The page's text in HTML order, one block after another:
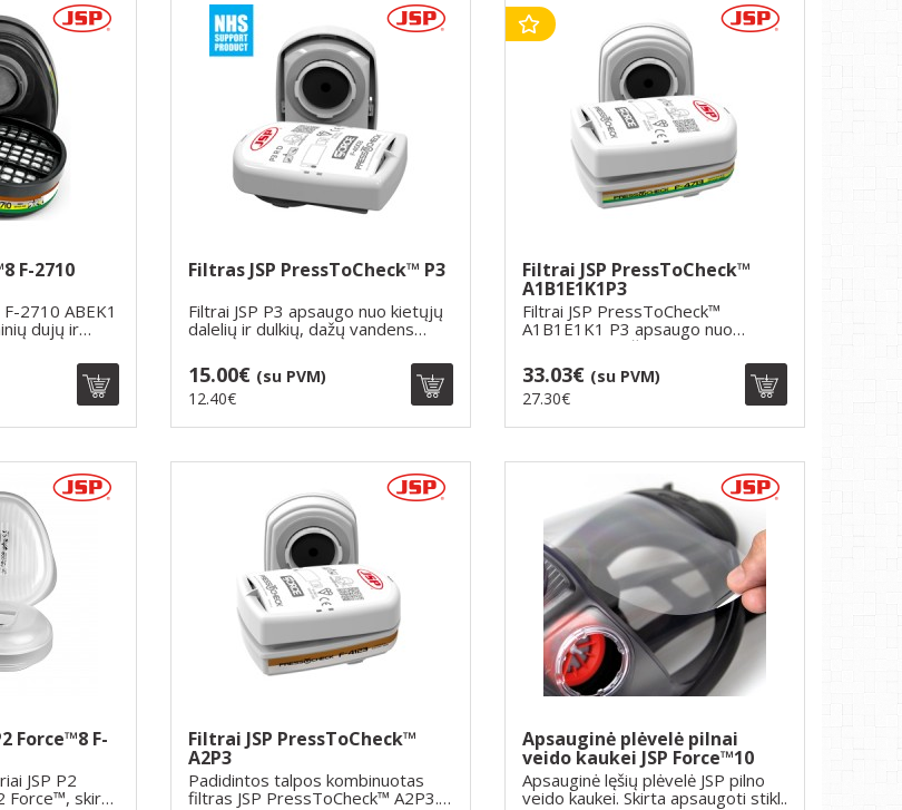
F-2710
2710 ABEK1
dujų ir
Filtras JSP PressToCheck™ P3
Filtrai JSP P3 apsaugo nuo kietųjų
dalelių ir dulkių, dažų vandens
15.00€ (su PVM)
12.40€
Filtrai JSP PressToCheck™
A1B1E1K1P3
Filtrai JSP PressToCheck™
A1B1E1K1 P3 apsaugo nuo
organinių medžiagų, ..
33.03€ (su PVM)
27.30€
Force™8 F-
JSP P2
Force™, skirti
Filtrai JSP PressToCheck™
A2P3
Padidintos talpos kombinuotas
filtras JSP PressToCheck™ A2P3.
Apsauginė plėvelė pilnai
veido kaukei JSP Force™10
Apsauginė lęšių plėvelė JSP pilno
veido kaukei. Skirta apsaugoti stikl..